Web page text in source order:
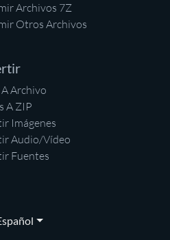
Archivos 7Z
Otros Archivos
Archivo
A ZIP
Imágenes
Audio/Vídeo
Fuentes